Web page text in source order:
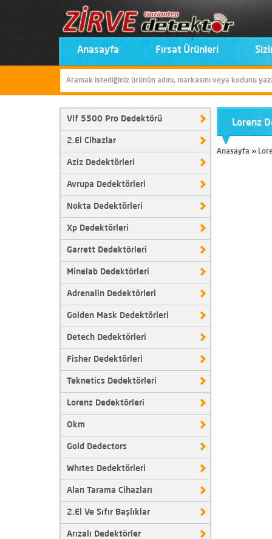
Anasayfa Fırsat Ürünleri
Vlf 5500 Pro Dedektörü
2.El Cihazlar
Aziz Dedektörleri
Avrupa Dedektörleri
Nokta Dedektörleri
Xp Dedektörleri
Garrett Dedektörleri
Minelab Dedektörleri
Adrenalin Dedektörleri
Golden Mask Dedektörleri
Detech Dedektörleri
Fisher Dedektörleri
Teknetics Dedektörleri
Lorenz Dedektörleri
Okm
Gold Dedectors
Whıtes Dedektörleri
Alan Tarama Cihazları
2.El Ve Sıfır Başlıklar
Arızalı Dedektörler
Lorenz
Anasayfa »